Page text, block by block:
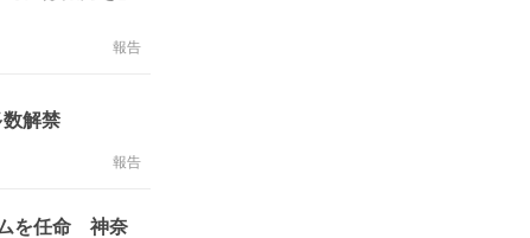
報告
解禁
報告
ムを任命 神奈